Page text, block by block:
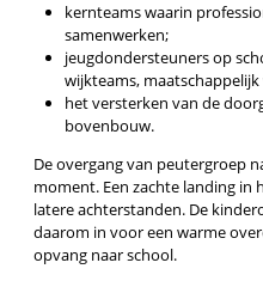
kernteams waarin
samenwerken;
jeugdondersteuners op
wijkteams,
het versterken van de
bovenbouw.
De overgang van peutergroep
moment. Een zachte landing in
latere achterstanden. De
daarom in voor een warme
opvang naar school.